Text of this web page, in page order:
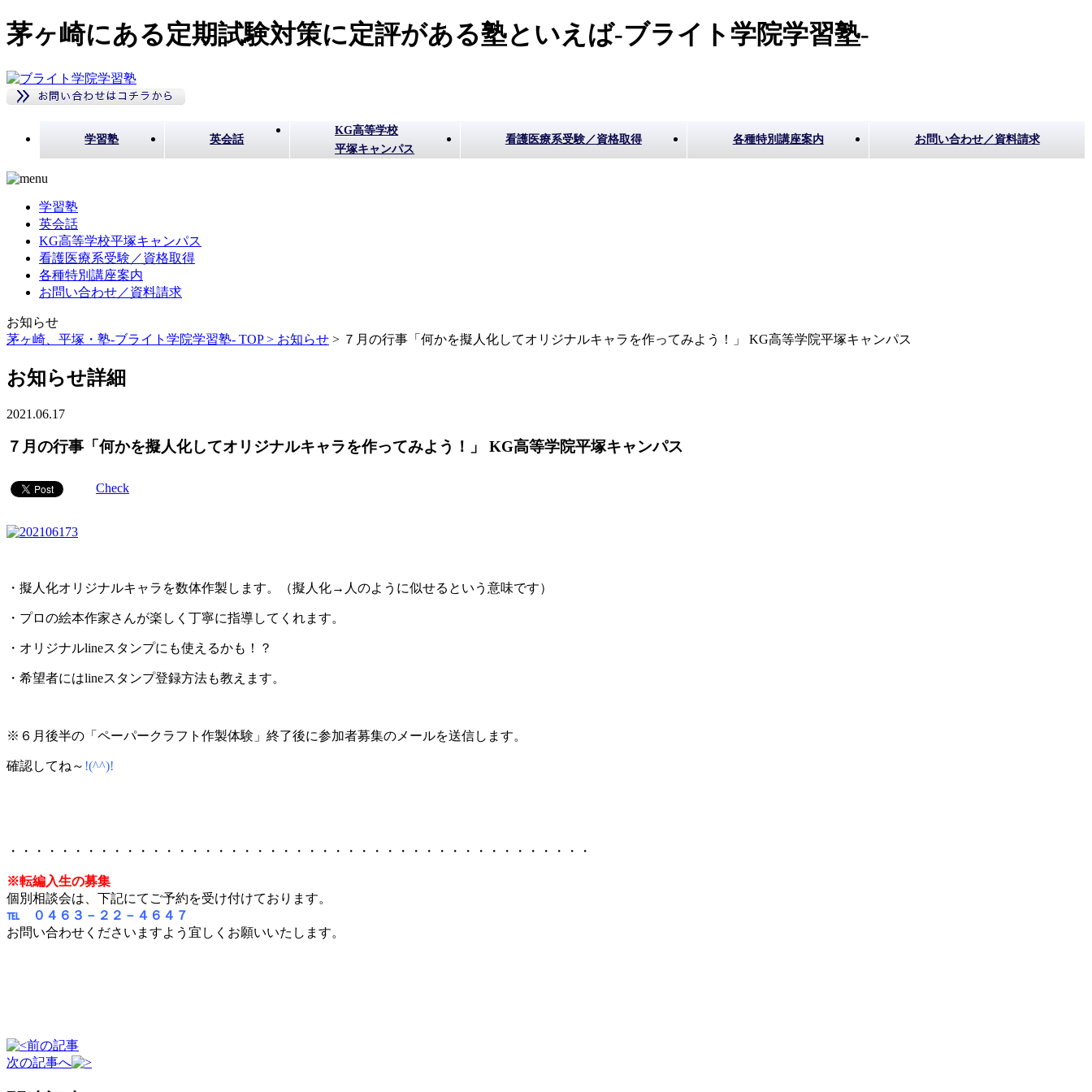
茅ヶ崎にある定期試験対策に定評がある塾といえば-ブライト学院学習塾-
学習塾 英会話
KG高等学校
平塚キャンパス
看護医療系受験／資格取得 各種特別講座案内 お問い合わせ／資料請求
学習塾
英会話
KG高等学校平塚キャンパス
看護医療系受験／資格取得
各種特別講座案内
お問い合わせ／資料請求
お知らせ
茅ヶ崎、平塚・塾-ブライト学院学習塾- TOP > お知らせ > ７月の行事「何かを擬人化してオリジナルキャラを作ってみよう！」 KG高等学院平塚キャンパス
お知らせ詳細
2021.06.17
７月の行事「何かを擬人化してオリジナルキャラを作ってみよう！」 KG高等学院平塚キャンパス
Check
・擬人化オリジナルキャラを数体作製します。（擬人化→人のように似せるという意味です）
・プロの絵本作家さんが楽しく丁寧に指導してくれます。
・オリジナルlineスタンプにも使えるかも！？
・希望者にはlineスタンプ登録方法も教えます。
※６月後半の「ペーパークラフト作製体験」終了後に参加者募集のメールを送信します。
確認してね～ !(^^)!
・・・・・・・・・・・・・・・・・・・・・・・・・・・・・・・・・・・・・・・・・・・・・
※転編入生の募集
個別相談会は、下記にてご予約を受け付けております。
℡ ０４６３－２２－４６４７
お問い合わせくださいますよう宜しくお願いいたします。
前の記事
次の記事へ